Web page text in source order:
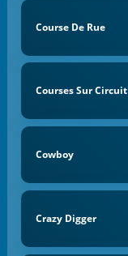
Course De Rue
Courses Sur Circuit
Cowboy
Crazy Digger